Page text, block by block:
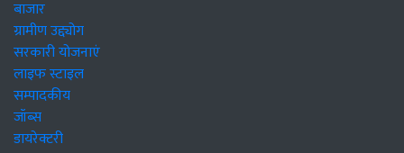
बाजार
ग्रामीण उद्द्योग
सरकारी योजनाएं
लाइफ स्टाइल
सम्पादकीय
जॉब्स
डायरेक्टरी